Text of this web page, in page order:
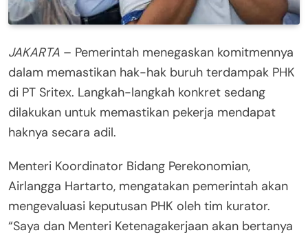
JAKARTA – Pemerintah menegaskan komitmennya
dalam memastikan hak-hak buruh terdampak PHK
di PT Sritex. Langkah-langkah konkret sedang
dilakukan untuk memastikan pekerja mendapat
haknya secara adil.
Menteri Koordinator Bidang Perekonomian,
Airlangga Hartarto, mengatakan pemerintah akan
mengevaluasi keputusan PHK oleh tim kurator.
“Saya dan Menteri Ketenagakerjaan akan bertanya